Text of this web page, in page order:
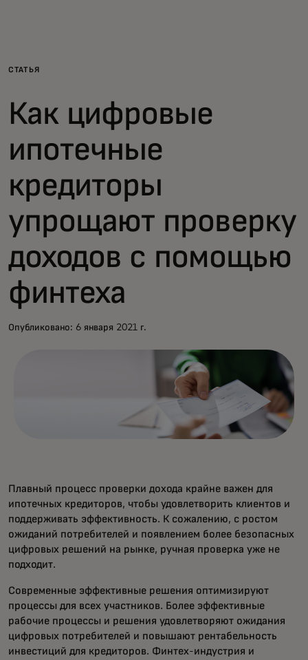
Для бизнеса
Для всего мира
Для новаторов
Новости и тренды
СТАТЬЯ
Как цифровые
ипотечные
кредиторы
упрощают проверку
доходов с помощью
финтеха
Опубликовано: 6 января 2021 г.
Плавный процесс проверки дохода крайне важен для
ипотечных кредиторов, чтобы удовлетворить клиентов и
поддерживать эффективность. К сожалению, с ростом
ожиданий потребителей и появлением более безопасных
цифровых решений на рынке, ручная проверка уже не
подходит.
Современные эффективные решения оптимизируют
процессы для всех участников. Более эффективные
рабочие процессы и решения удовлетворяют ожидания
цифровых потребителей и повышают рентабельность
инвестиций для кредиторов. Финтех-индустрия и